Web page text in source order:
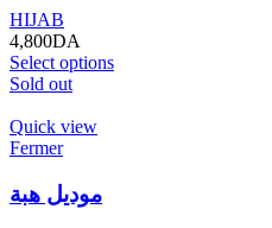
HIJAB
4,800DA
Select options
Sold out
Quick view
Fermer
موديل هبة